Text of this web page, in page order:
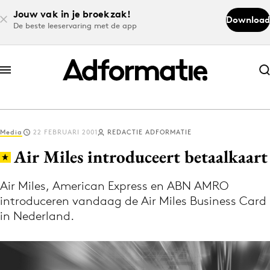
Jouw vak in je broekzak!
De beste leeservaring met de app
Download
Abonneer nu
Abonneer nu
Log in
Download de app
Volg het laatste nieuws via de Adformatie
Media 22 FEBRUARI 2001 REDACTIE ADFORMATIE
Air Miles introduceert betaalkaart
Air Miles, American Express en ABN AMRO
introduceren vandaag de Air Miles Business Card
in Nederland.